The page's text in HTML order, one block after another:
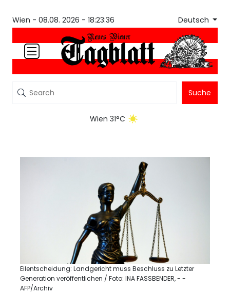
Wien - 08.08. 2026 - 18:23:36 Deutsch
Suche
Wien 31°C
Eilentscheidung: Landgericht muss Beschluss zu Letzter
Generation veröffentlichen / Foto: INA FASSBENDER, - -
AFP/Archiv